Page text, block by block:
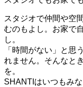
スタジオで仲間や空
むのもよし。お家で
し。
「時間がない」と思
れません。そんなと
を。
SHANTIはいつもみ